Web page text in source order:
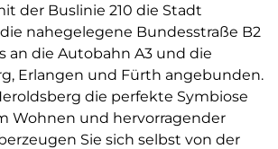
der Buslinie 210 die Stadt
nahegelegene Bundesstraße B2
an die Autobahn A3 und die
Erlangen und Fürth angebunden.
die perfekte Symbiose
Wohnen und hervorragender
Sie sich selbst von der